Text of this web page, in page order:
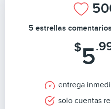
5 estrellas
$5
entrega
solo cuentas